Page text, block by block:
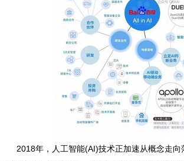
2018年，人工智能(AI)技术正加速从概念走